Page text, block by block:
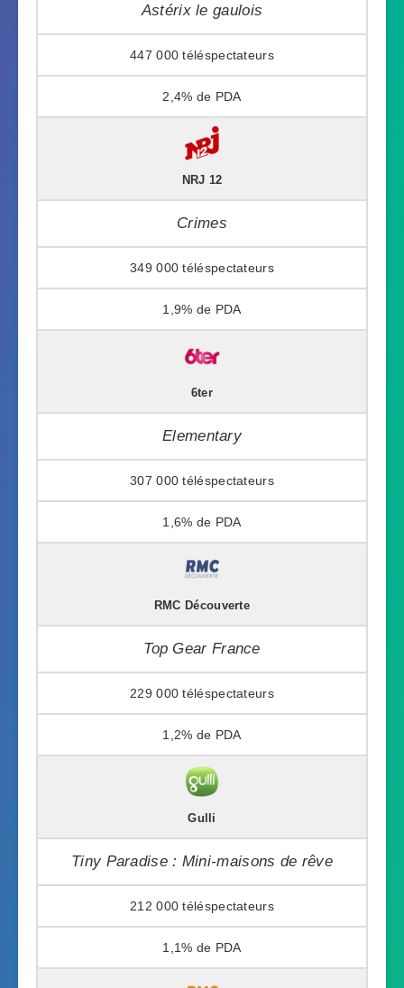
Astérix le gaulois
447 000
2,4%
NRJ 12
Crimes
349 000
1,9%
6ter
Elementary
307 000
1,6%
RMC Découverte
Top Gear France
229 000
1,2%
Gulli
Tiny Paradise : Mini-maisons de rêve
212 000
1,1%